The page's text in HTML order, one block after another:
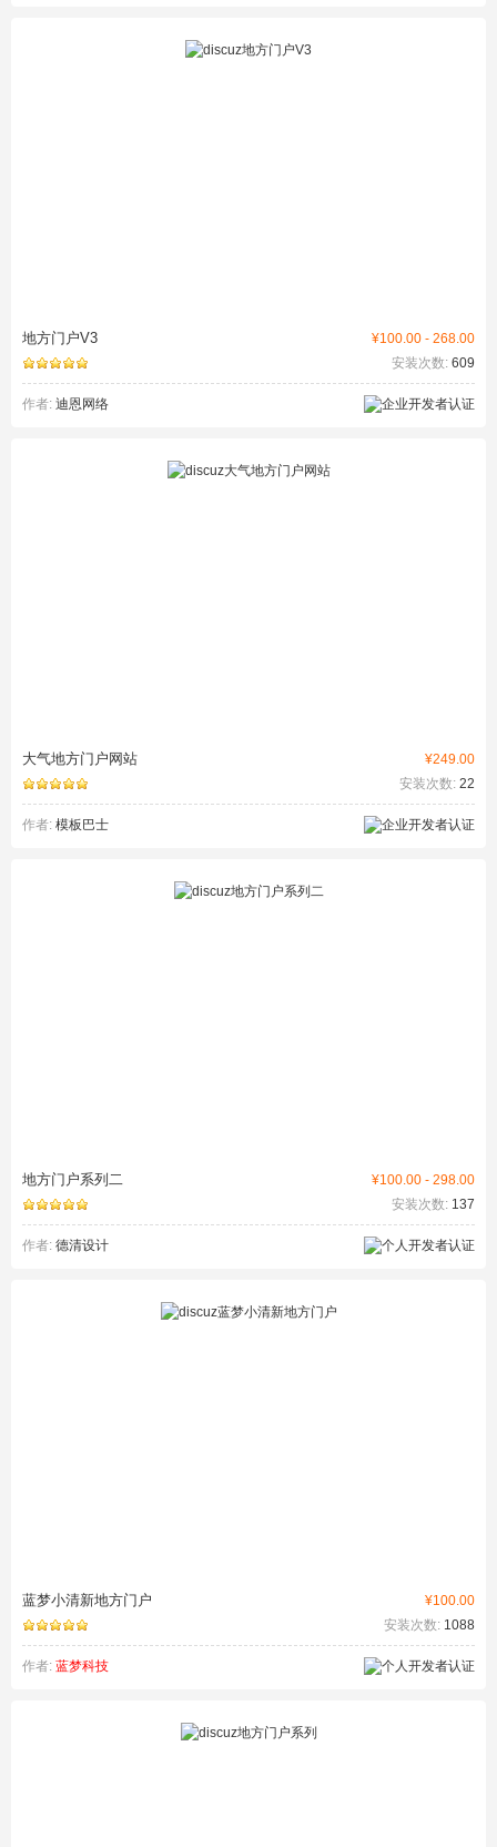
¥100.00 - 268.00
地方门户V3
安装次数: 609
作者: 迪恩网络
¥249.00
大气地方门户网站
安装次数: 22
作者: 模板巴士
¥100.00 - 298.00
地方门户系列二
安装次数: 137
作者: 德清设计
¥100.00
蓝梦小清新地方门户
安装次数: 1088
作者: 蓝梦科技